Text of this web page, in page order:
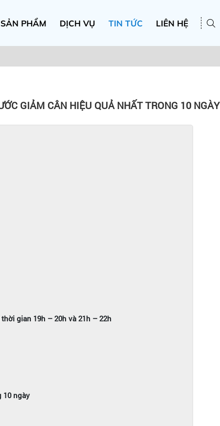
SẢN PHẨM DỊCH VỤ TIN TỨC LIÊN HỆ
GIẢM CÂN HIỆU QUẢ NHẤT TRONG 10 NGÀY
gian 19h – 20h và 21h – 22h
10 ngày